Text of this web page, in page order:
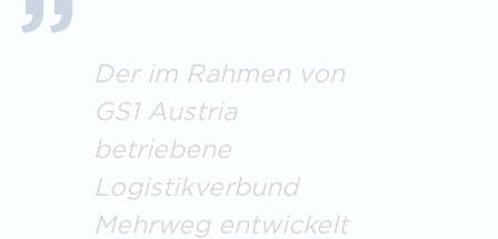
Der im Rahmen von
GS1 Austria
betriebene
Logistikverbund
Mehrweg entwickelt